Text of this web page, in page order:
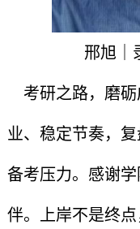
邢旭｜
考研之路，磨砺
业、稳定节奏，
备考压力。感谢
伴。上岸不是终